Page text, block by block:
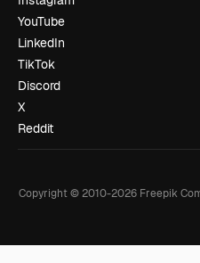
YouTube
LinkedIn
TikTok
Discord
X
Reddit
Copyright © 2010-2026Freepik